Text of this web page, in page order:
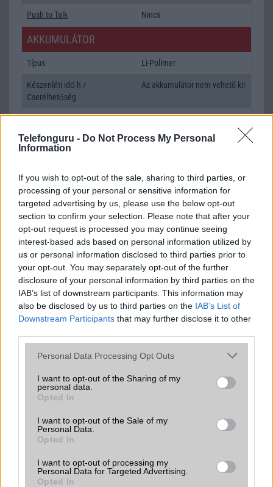
Telefonguru - Do Not Process My Personal
Information
If you wish to opt-out of the sale, sharing to third parties, or
processing of your personal or sensitive information for
targeted advertising by us, please use the below opt-out
section to confirm your selection. Please note that after your
opt-out request is processed you may continue seeing
interest-based ads based on personal information utilized by
us or personal information disclosed to third parties prior to
your opt-out. You may separately opt-out of the further
disclosure of your personal information by third parties on the
IAB’s list of downstream participants. This information may
also be disclosed by us to third parties on the IAB’s List of
Downstream Participants that may further disclose it to other
Please note that this website/app uses one or more Google
not limited to your visit or usage behaviour. You may click to
grant or deny consent to Google and its third-party tags to
use your data for below specified purposes in below Google
consent section.
Personal Data Processing Opt Outs
I want to opt-out of the Sharing of my
personal data.
Opted In
I want to opt-out of the Sale of my
Personal Data.
Opted In
I want to opt-out of processing my
Personal Data for Targeted Advertising.
Opted In
Push to Talk Nincs
AKKUMULÁTOR
Típus Li-Polimer
Készenléti idő h /
Cserélhetőség
Az akkumulátor nem vehetõ ki!
Beszélgetési idő h /
30W-os gyorstöltés
ALKALMAZÁSOK ÉS ÉRZÉKELŐK
Java Nincs
Flash/ Ujjlenyomat olvasó Fingerprint sensor
Organizer alap szolgáltatás
T9 szótár alkalmazás független szótár
Office alkalmazások alap szolgáltatás
Iránytũ ecompass
EGYÉB
Vibra jelzés alap szolgáltatás
SIM típus
SIM-ek száma 2
Flight mode
Terület Globális